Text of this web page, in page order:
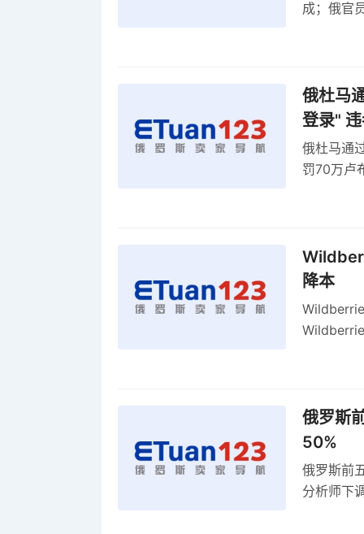
成；俄官
俄杜马
登录"
俄杜马通
罚70万卢
降本
俄罗斯
50%
俄罗斯前
分析师下